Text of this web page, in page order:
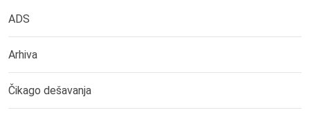
ADS
Arhiva
Čikago dešavanja